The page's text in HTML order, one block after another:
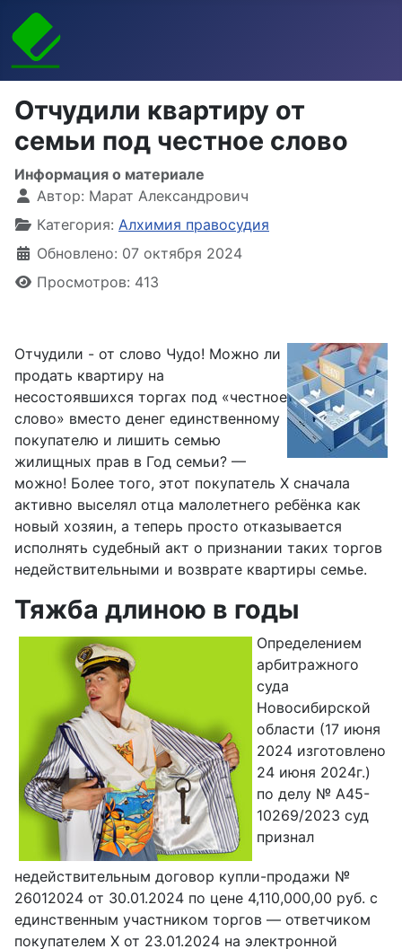
Отчудили квартиру от
семьи под честное слово
Информация о материале
Автор: Марат Александрович
Категория: Алхимия правосудия
Обновлено: 07 октября 2024
Просмотров: 413
Отчудили - от слово Чудо! Можно ли
продать квартиру на
несостоявшихся торгах под «честное
слово» вместо денег единственному
покупателю и лишить семью
жилищных прав в Год семьи? —
можно! Более того, этот покупатель Х сначала
активно выселял отца малолетнего ребёнка как
новый хозяин, а теперь просто отказывается
исполнять судебный акт о признании таких торгов
недействительными и возврате квартиры семье.
Тяжба длиною в годы
Определением
арбитражного
суда
Новосибирской
области (17 июня
2024 изготовлено
24 июня 2024г.)
по делу № А45-
10269/2023 суд
признал
недействительным договор купли-продажи №
26012024 от 30.01.2024 по цене 4,110,000,00 руб. с
единственным участником торгов — ответчиком
покупателем Х от 23.01.2024 на электронной